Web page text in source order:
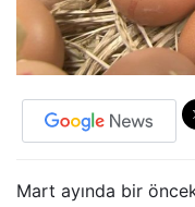
Mart ayında bir